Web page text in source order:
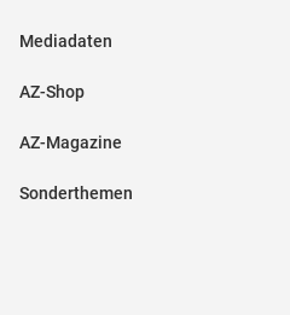
Mediadaten
AZ-Shop
AZ-Magazine
Sonderthemen